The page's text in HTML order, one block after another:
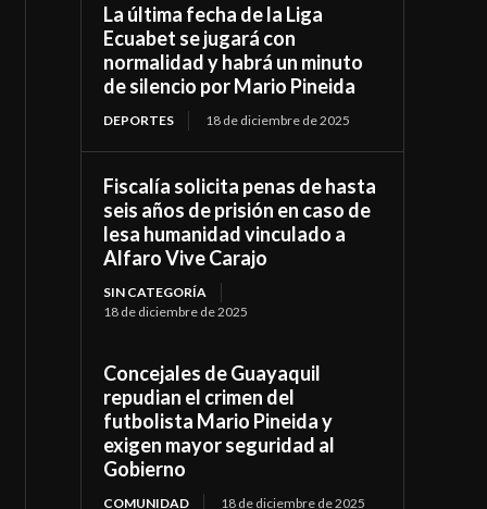
La última fecha de la Liga
Ecuabet se jugará con
normalidad y habrá un minuto
de silencio por Mario Pineida
DEPORTES 18 de diciembre de 2025
Fiscalía solicita penas de hasta
seis años de prisión en caso de
lesa humanidad vinculado a
Alfaro Vive Carajo
SIN CATEGORÍA
18 de diciembre de 2025
Concejales de Guayaquil
repudian el crimen del
futbolista Mario Pineida y
exigen mayor seguridad al
Gobierno
COMUNIDAD 18 de diciembre de 2025